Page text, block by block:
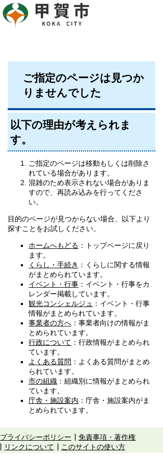
ご指定のページは見つか
りませんでした
以下の理由が考えられま
す。
ご指定のページは移動もしくは削除さ
れている場合があります。
混雑のため表示されない場合がありま
すので、再読み込みを行ってくださ
い。
目的のページが見つからない場合、以下より
探すことをお試しください。
ホームへもどる ：トップページに戻り
ます。
くらし・手続き ：くらしに関する情報
がまとめられています。
イベント・行事 ：イベント・行事をカ
レンダー掲載しています。
観光コンシェルジュ ：イベント・行事
情報がまとめられています。
事業者の方へ ：事業者向けの情報がま
とめられています。
行政について ：行政情報がまとめられ
ています。
よくある質問 ：よくある質問がまとめ
られています。
市の組織 ：組織別に情報がまとめられ
ています。
庁舎・施設案内 ：庁舎・施設案内がま
とめられています。
プライバシーポリシー
免責事項・著作権
リンクについて
このサイトの使い方